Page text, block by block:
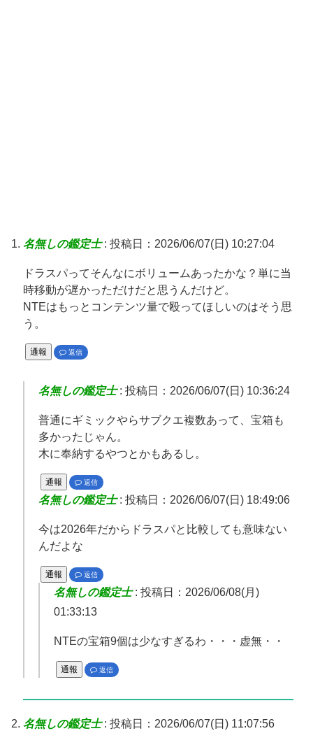
名無しの鑑定士: 投稿日：2026/06/07(日) 10:27:04
ドラスパってそんなにボリュームあったかな？単に当
時移動が遅かっただけだと思うんだけど。
NTEはもっとコンテンツ量で殴ってほしいのはそう思
う。
通報 返信
名無しの鑑定士: 投稿日：2026/06/07(日) 10:36:24
普通にギミックやらサブクエ複数あって、宝箱も
多かったじゃん。
木に奉納するやつとかもあるし。
通報 返信
名無しの鑑定士: 投稿日：2026/06/07(日) 18:49:06
今は2026年だからドラスパと比較しても意味ない
んだよな
通報 返信
名無しの鑑定士: 投稿日：2026/06/08(月)
01:33:13
NTEの宝箱9個は少なすぎるわ・・・虚無・・
通報 返信
名無しの鑑定士: 投稿日：2026/06/07(日) 11:07:56